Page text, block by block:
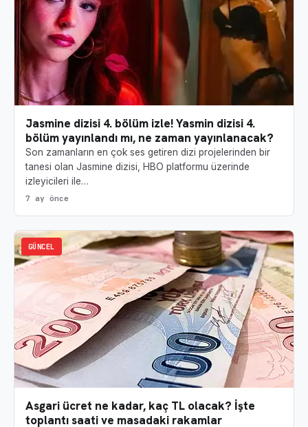
Jasmine dizisi 4. bölüm izle! Yasmin dizisi 4.
bölüm yayınlandı mı, ne zaman yayınlanacak?
Son zamanların en çok ses getiren dizi projelerinden bir
tanesi olan Jasmine dizisi, HBO platformu üzerinde
izleyicileri ile…
7 ay önce
GÜNCEL
Asgari ücret ne kadar, kaç TL olacak? İşte
toplantı saati ve masadaki rakamlar